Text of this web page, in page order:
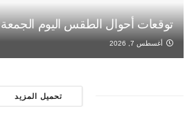
توقعات أحوال الطقس اليوم الجمعة
أغسطس 7, 2026
تحميل المزيد